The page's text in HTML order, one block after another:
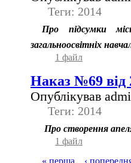
Теги: 2014
Про підсумки
загальноосвітніх
1 файл
Наказ №69 від
Опублікував
Теги: 2014
Про створення
1 файл
« перша
‹